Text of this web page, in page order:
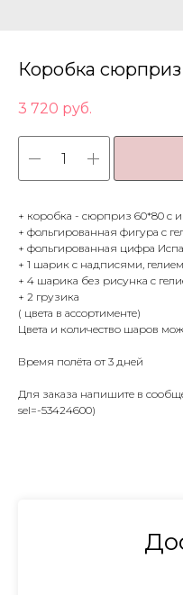
Коробка
3 720 руб.
+ коробка - сюрприз 60*80 с
+ фольгированная фигура с
+ фольгированная цифра
+ 1 шарик с надписями,
+ 4 шарика без рисунка с
+ 2 грузика
( цвета в ассортименте)
Цвета и количество шаров
Время полёта от 3 дней
Для заказа напишите в
sel=-53424600)